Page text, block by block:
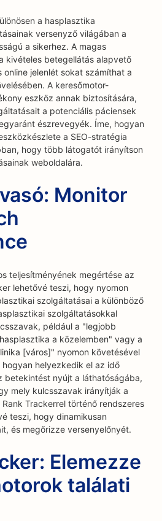
a hasplasztika
versenyző világában a
a sikerhez. A magas
kivételes betegellátás alapvető
jelenlét sokat számíthat a
A keresőmotor-
eszköz annak biztosítására,
a potenciális páciensek
észrevegyék. Íme, hogyan
a SEO-stratégia
hogy több látogatót irányítson
weboldalára.
Monitor
teljesítményének megértése az
lehetővé teszi, hogy nyomon
szolgáltatásai a különböző
szolgáltatásokkal
például a "legjobb
a közelemben" vagy a
[város]" nyomon követésével
helyezkedik el az idő
betekintést nyújt a láthatóságába,
mely kulcsszavak irányítják a
Trackerrel történő rendszeres
teszi, hogy dinamikusan
és megőrizze versenyelőnyét.
Elemezze
találati